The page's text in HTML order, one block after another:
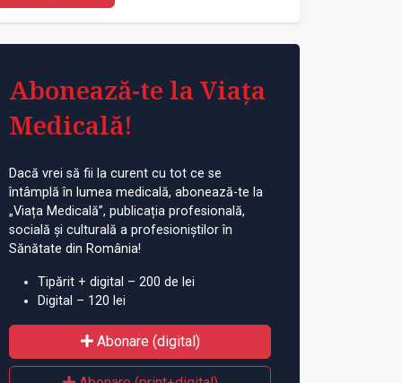
Abonează-te la Viața
Medicală!
Dacă vrei să fii la curent cu tot ce se
întâmplă în lumea medicală, abonează-te la
„Viața Medicală”, publicația profesională,
socială și culturală a profesioniștilor în
Sănătate din România!
Tipărit + digital – 200 de lei
Digital – 120 lei
Abonare (digital)